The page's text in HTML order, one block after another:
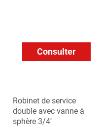
Consulter
Robinet de service
double avec vanne à
sphère 3/4''